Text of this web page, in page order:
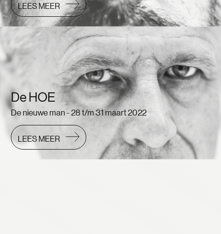
LEES MEER
De HOE
De nieuwe man - 28 t/m 31 maart 2022
LEES MEER